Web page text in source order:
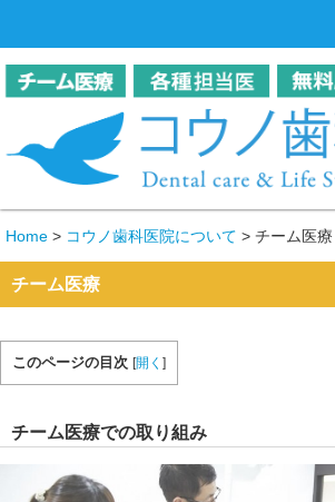
Home > コウノ歯科医院について > チーム医療
チーム医療
このページの目次 [開く ]
チーム医療での取り組み